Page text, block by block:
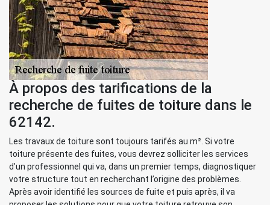
À propos des tarifications de la
recherche de fuites de toiture dans le
62142.
Les travaux de toiture sont toujours tarifés au m². Si votre
toiture présente des fuites, vous devrez solliciter les services
d’un professionnel qui va, dans un premier temps, diagnostiquer
votre structure tout en recherchant l’origine des problèmes.
Après avoir identifié les sources de fuite et puis après, il va